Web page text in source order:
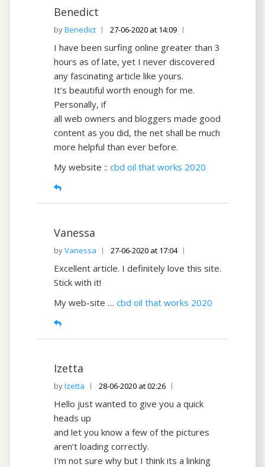
Benedict
Benedict 27-06-2020 at 14:09
I have been surfing online greater than 3
hours as of late, yet I never discovered
any fascinating article like yours.
It’s beautiful worth enough for me.
Personally, if
all web owners and bloggers made good
content as you did, the net shall be much
more helpful than ever before.
My website :: cbd oil that works 2020
Vanessa
Vanessa 27-06-2020 at 17:04
Excellent article. I definitely love this site.
Stick with it!
My web-site … cbd oil that works 2020
Izetta
Izetta 28-06-2020 at 02:26
Hello just wanted to give you a quick
heads up
and let you know a few of the pictures
aren’t loading correctly.
I’m not sure why but I think its a linking